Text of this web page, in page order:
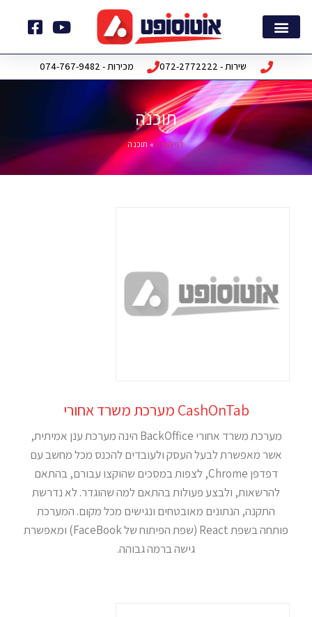
שירות - 072-2772222 מכירות - 074-767-9482
תוכנה
דף הבית»תוכנה
CashOnTab מערכת משרד אחורי
מערכת משרד אחורי BackOffice הינה מערכת ענן אמיתית,
אשר מאפשרת לבעל העסק ולעובדים להכנס מכל מחשב עם
דפדפן Chrome, לצפות במסכים שהוקצו עבורם, בהתאם
להרשאות, ולבצע פעולות בהתאם למה שהוגדר. לא נדרשת
התקנה, הנתונים מאובטחים ונגישים מכל מקום. המערכת
פותחה בשפת React (שפת הפיתוח של FaceBook) ומאפשרת
גישה ברמה גבוהה.